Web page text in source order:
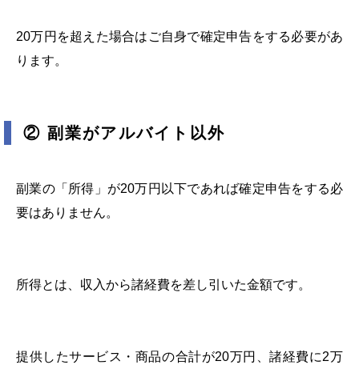
20万円を超えた場合はご自身で確定申告をする必要があ
ります。
② 副業がアルバイト以外
副業の「所得」が20万円以下であれば確定申告をする必
要はありません。
所得とは、収入から諸経費を差し引いた金額です。
提供したサービス・商品の合計が20万円、諸経費に2万